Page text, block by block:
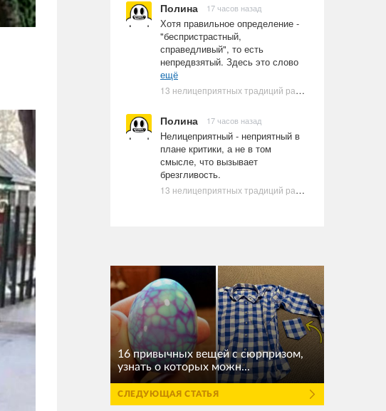
Полина 17 часов назад
Хотя правильное определение -
"беспристрастный,
справедливый", то есть
непредвзятый. Здесь это слово
ещё
13 нелицеприятных традиций разных стран, которые могут шокировать неподготовленного человека
Полина 17 часов назад
Нелицеприятный - неприятный в
плане критики, а не в том
смысле, что вызывает
брезгливость.
13 нелицеприятных традиций разных стран, которые могут шокировать неподготовленного человека
16 привычных вещей с сюрпризом,
узнать о которых можн...
СЛЕДУЮЩАЯ СТАТЬЯ